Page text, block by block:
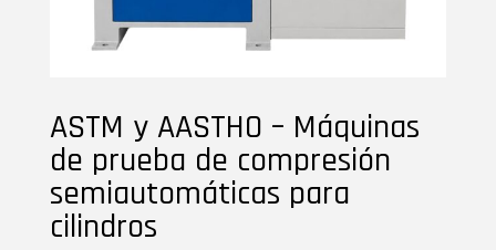
ASTM y AASTHO – Máquinas
de prueba de compresión
semiautomáticas para
cilindros